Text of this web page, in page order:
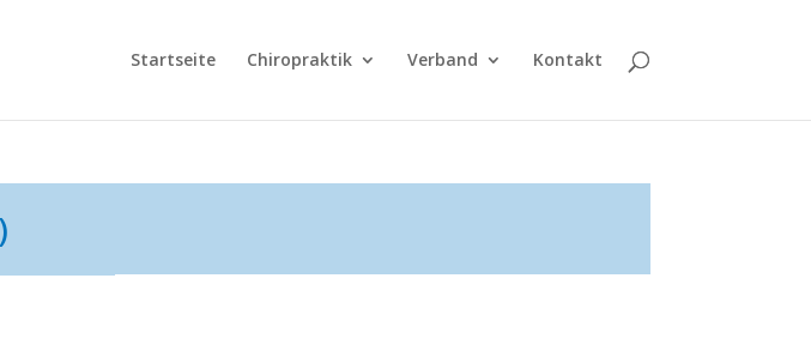
Startseite Chiropraktik Verband Kontakt